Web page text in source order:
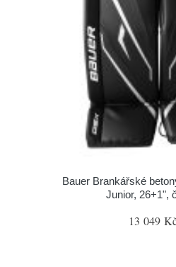
Bauer Brankářské
Junior, 26+1",
13 049